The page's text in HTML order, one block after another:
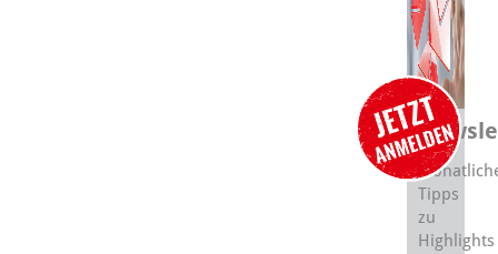
Tipps
zu
Highlights